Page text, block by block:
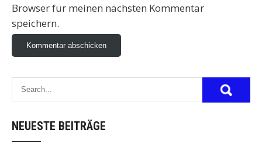
Browser für meinen nächsten Kommentar
speichern.
NEUESTE BEITRÄGE